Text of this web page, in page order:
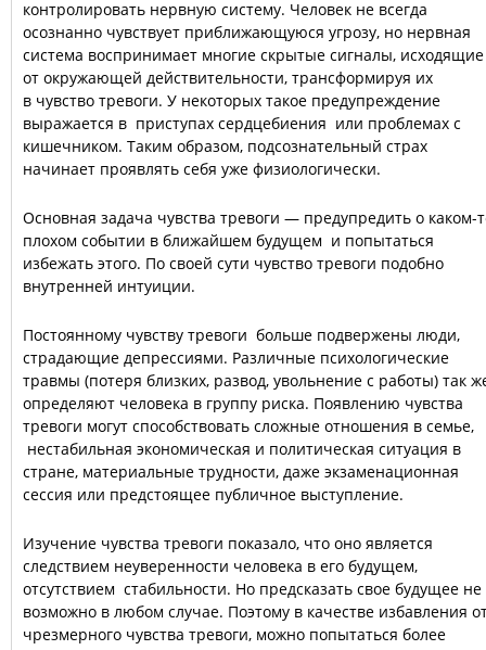
контролировать нервную систему. Человек не всегда
осознанно чувствует приближающуюся угрозу, но нервная
система воспринимает многие скрытые сигналы, исходящие
от окружающей действительности, трансформируя их
в чувство тревоги. У некоторых такое предупреждение
выражается в приступах сердцебиения или проблемах с
кишечником. Таким образом, подсознательный страх
начинает проявлять себя уже физиологически.
Основная задача чувства тревоги — предупредить о каком-
плохом событии в ближайшем будущем и попытаться
избежать этого. По своей сути чувство тревоги подобно
внутренней интуиции.
Постоянному чувству тревоги больше подвержены люди,
страдающие депрессиями. Различные психологические
травмы (потеря близких, развод, увольнение с работы) так
определяют человека в группу риска. Появлению чувства
тревоги могут способствовать сложные отношения в семье,
нестабильная экономическая и политическая ситуация в
стране, материальные трудности, даже экзаменационная
сессия или предстоящее публичное выступление.
Изучение чувства тревоги показало, что оно является
следствием неуверенности человека в его будущем,
отсутствием стабильности. Но предсказать свое будущее не
возможно в любом случае. Поэтому в качестве избавления
чрезмерного чувства тревоги, можно попытаться более